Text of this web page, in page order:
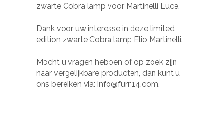
zwarte Cobra lamp voor Martinelli Luce.
Dank voor uw interesse in deze limited
edition zwarte Cobra lamp Elio Martinelli.
Mocht u vragen hebben of op zoek zijn
naar vergelijkbare producten, dan kunt u
ons bereiken via: info@furn14.com.